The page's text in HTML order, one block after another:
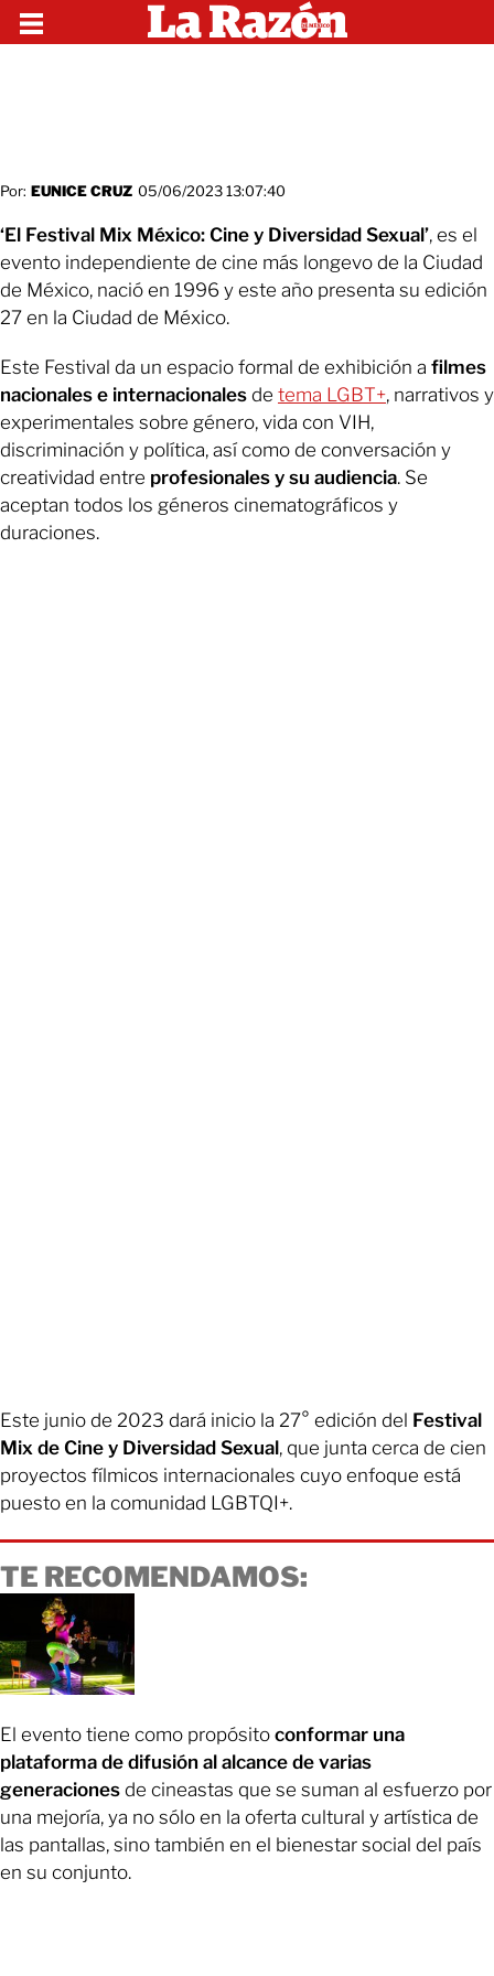
Por: EUNICE CRUZ 05/06/2023 13:07:40
‘El Festival Mix México: Cine y Diversidad Sexual’, es el
evento independiente de cine más longevo de la Ciudad
de México, nació en 1996 y este año presenta su edición
27 en la Ciudad de México.
Este Festival da un espacio formal de exhibición a filmes
nacionales e internacionales de tema LGBT+, narrativos y
experimentales sobre género, vida con VIH,
discriminación y política, así como de conversación y
creatividad entre profesionales y su audiencia. Se
aceptan todos los géneros cinematográficos y
duraciones.
Este junio de 2023 dará inicio la 27° edición del Festival
Mix de Cine y Diversidad Sexual, que junta cerca de cien
proyectos fílmicos internacionales cuyo enfoque está
puesto en la comunidad LGBTQI+.
TE RECOMENDAMOS:
El evento tiene como propósito conformar una
plataforma de difusión al alcance de varias
generaciones de cineastas que se suman al esfuerzo por
una mejoría, ya no sólo en la oferta cultural y artística de
las pantallas, sino también en el bienestar social del país
en su conjunto.